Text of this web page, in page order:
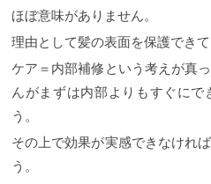
ほぼ意味がありません。
理由として髪の表面を保護できて
ケア＝内部補修という考えが真
んがまずは内部よりもすぐにで
う。
その上で効果が実感できなけれ
う。